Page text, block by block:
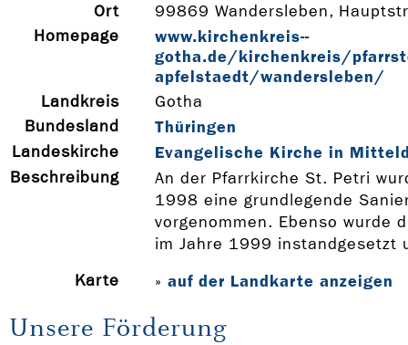
Ort
99869 Wandersleben,
Homepage
www.kirchenkreis-­
gotha.de/kirchenkreis/
apfelstaedt/wandersleben/
Landkreis
Gotha
Bundesland
Thüringen
Landeskirche Evangelische Kirche in
Beschreibung
An der Pfarrkirche St. Petri
1998 eine grundlegende
vorgenommen. Ebenso wurde
im Jahre 1999 instandgesetzt
Karte
» auf der Landkarte anzeigen
Unsere Förderung